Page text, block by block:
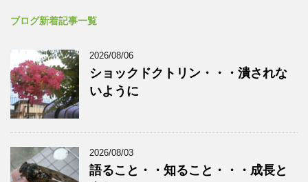
ブログ新着記事一覧
2026/08/06
ショックドクトリン・・・潰されな
いように
2026/08/03
語ること・・知ること・・・成長と